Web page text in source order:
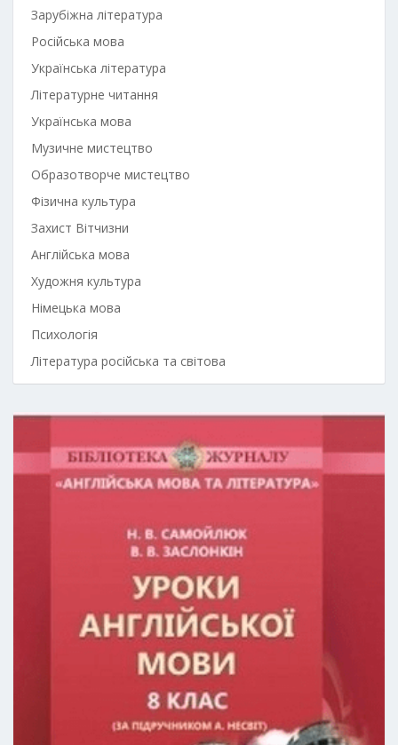
Зарубіжна література
Російська мова
Українська література
Літературне читання
Українська мова
Музичне мистецтво
Образотворче мистецтво
Фізична культура
Захист Вітчизни
Англійська мова
Художня культура
Німецька мова
Психологія
Література російська та світова